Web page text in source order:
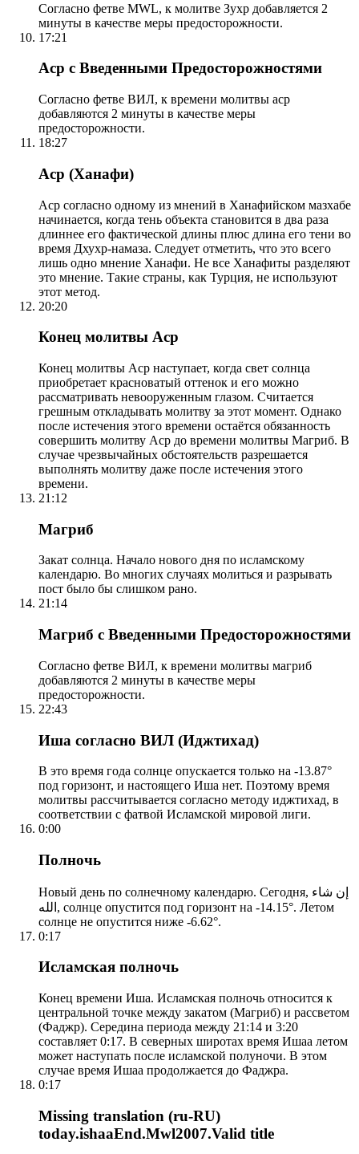
Согласно фетве MWL, к молитве Зухр добавляется 2
минуты в качестве меры предосторожности.
17:21
Аср с Введенными Предосторожностями
Согласно фетве ВИЛ, к времени молитвы аср
добавляются 2 минуты в качестве меры
предосторожности.
18:27
Аср (Ханафи)
Аср согласно одному из мнений в Ханафийском мазхабе
начинается, когда тень объекта становится в два раза
длиннее его фактической длины плюс длина его тени во
время Дхухр-намаза. Следует отметить, что это всего
лишь одно мнение Ханафи. Не все Ханафиты разделяют
это мнение. Такие страны, как Турция, не используют
этот метод.
20:20
Конец молитвы Аср
Конец молитвы Аср наступает, когда свет солнца
приобретает красноватый оттенок и его можно
рассматривать невооруженным глазом. Считается
грешным откладывать молитву за этот момент. Однако
после истечения этого времени остаётся обязанность
совершить молитву Аср до времени молитвы Магриб. В
случае чрезвычайных обстоятельств разрешается
выполнять молитву даже после истечения этого
времени.
21:12
Магриб
Закат солнца. Начало нового дня по исламскому
календарю. Во многих случаях молиться и разрывать
пост было бы слишком рано.
21:14
Магриб с Введенными Предосторожностями
Согласно фетве ВИЛ, к времени молитвы магриб
добавляются 2 минуты в качестве меры
предосторожности.
22:43
Иша согласно ВИЛ (Иджтихад)
В это время года солнце опускается только на -13.87°
под горизонт, и настоящего Иша нет. Поэтому время
молитвы рассчитывается согласно методу иджтихад, в
соответствии с фатвой Исламской мировой лиги.
0:00
Полночь
Новый день по солнечному календарю. Сегодня, إن شاء
الله, солнце опустится под горизонт на -14.15°. Летом
солнце не опустится ниже -6.62°.
0:17
Исламская полночь
Конец времени Иша. Исламская полночь относится к
центральной точке между закатом (Магриб) и рассветом
(Фаджр). Середина периода между 21:14 и 3:20
составляет 0:17. В северных широтах время Ишаа летом
может наступать после исламской полуночи. В этом
случае время Ишаа продолжается до Фаджра.
0:17
Missing translation (ru-RU)
today.ishaaEnd.Mwl2007.Valid title